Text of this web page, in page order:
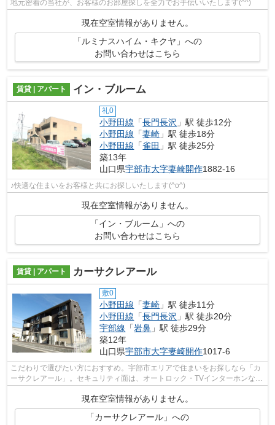
地元密着の当社が、お客様のお部屋探しを全力でお手伝いいたします(^^)
現在空室情報がありません。
「ルミナスハイム・キクヤ」への
お問い合わせはこちら
賃貸 | アパート イン・ブルーム
礼0
小野田線 「長門長沢 」駅 徒歩12分
小野田線 「妻崎 」駅 徒歩18分
小野田線 「雀田 」駅 徒歩25分
築13年
山口県宇部市大字妻崎開作1882-16
♪快適な住まいをお客様と共にお探しいたします(^o^)
現在空室情報がありません。
「イン・ブルーム」への
お問い合わせはこちら
賃貸 | アパート カーサクレアール
敷0
小野田線 「妻崎 」駅 徒歩11分
小野田線 「長門長沢 」駅 徒歩20分
宇部線 「岩鼻 」駅 徒歩29分
築12年
山口県宇部市大字妻崎開作1017-6
こだわりで選びたい方におすすめ。宇部市エリアで住まいをお探しなら「カ
ーサクレアール」。セキュリティ面は、オートロック・TVインターホンなど
現在空室情報がありません。
「カーサクレアール」への